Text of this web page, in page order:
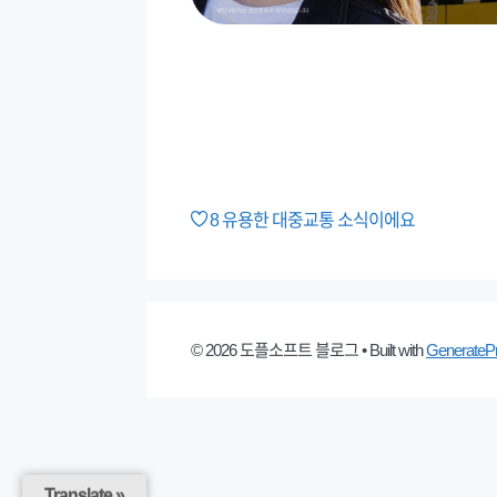
8유용한 대중교통 소식이에요
© 2026 도플소프트 블로그• Built with